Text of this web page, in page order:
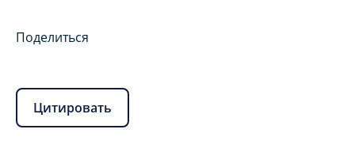
Поделиться
Цитировать